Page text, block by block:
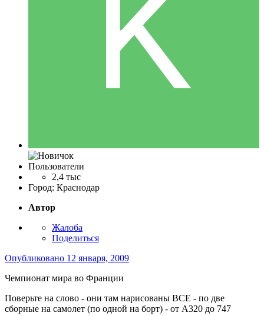
Пользователи
2,4 тыс
Город: Краснодар
Автор
Жалоба
Поделиться
Опубликовано 12 января, 2009
Чемпионат мира во Франции
Поверьте на слово - они там нарисованы ВСЕ - по две
сборные на самолет (по одной на борт) - от А320 до 747